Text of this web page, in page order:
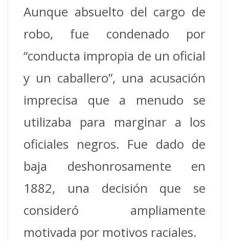
Aunque absuelto del cargo de
robo, fue condenado por
“conducta impropia de un oficial
y un caballero”, una acusación
imprecisa que a menudo se
utilizaba para marginar a los
oficiales negros. Fue dado de
baja deshonrosamente en
1882, una decisión que se
consideró ampliamente
motivada por motivos raciales.